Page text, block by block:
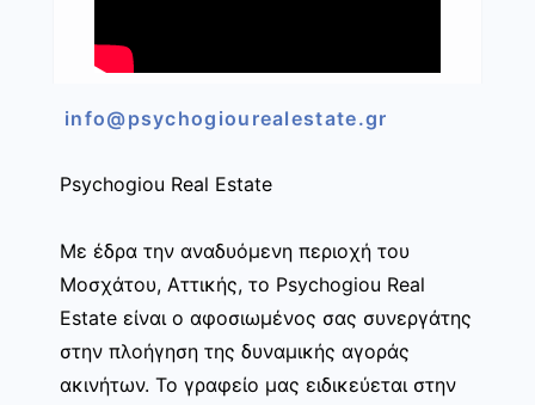
info@psychogiourealestate.gr
Psychogiou Real Estate
Με έδρα την αναδυόμενη περιοχή του
Μοσχάτου, Αττικής, το Psychogiou Real
Estate είναι ο αφοσιωμένος σας συνεργάτης
στην πλοήγηση της δυναμικής αγοράς
ακινήτων. Το γραφείο μας ειδικεύεται στην